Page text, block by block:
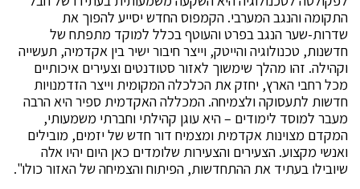
התקומה והנגב המערבי. הקמפוס החדש יסייע להפוך את
שדרות-שער הנגב בפרט והעוטף בכלל למוקד מתפתח של
חדשנות, טכנולוגיה והייטק, וייצר חיבור ישיר בין אקדמיה, תעשייה
וקהילה. זהו מהלך שימשוך לאזור סטודנטים וצעירים איכותיים
מכל רחבי הארץ, יחזק את הכלכלה המקומית וייצר הזדמנויות
חדשות לתעסוקה ולצמיחה. המכללה האקדמית ספיר היא הרבה
מעבר למוסד לימודים – היא עוגן קהילתי וחברתי משמעותי,
המקדם מצוינות אקדמית ומצמיח דור חדש של יזמים, מובילים
ואנשי מקצוע. הצעירים והצעירות שלומדים כאן היום יהיו אלה
שיובילו בעתיד את ההתחדשות, הפיתוח והצמיחה של האזור כולו".